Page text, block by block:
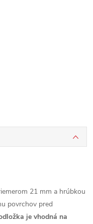
21 mm a hrúbkou
povrchov pred
je vhodná na